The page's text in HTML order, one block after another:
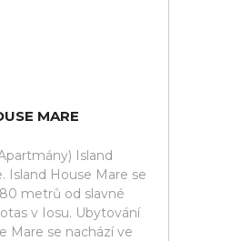
MARE
Island
Island House Mare se
metrů od slavné
v Iosu. Ubytování
Mare se nachází ve